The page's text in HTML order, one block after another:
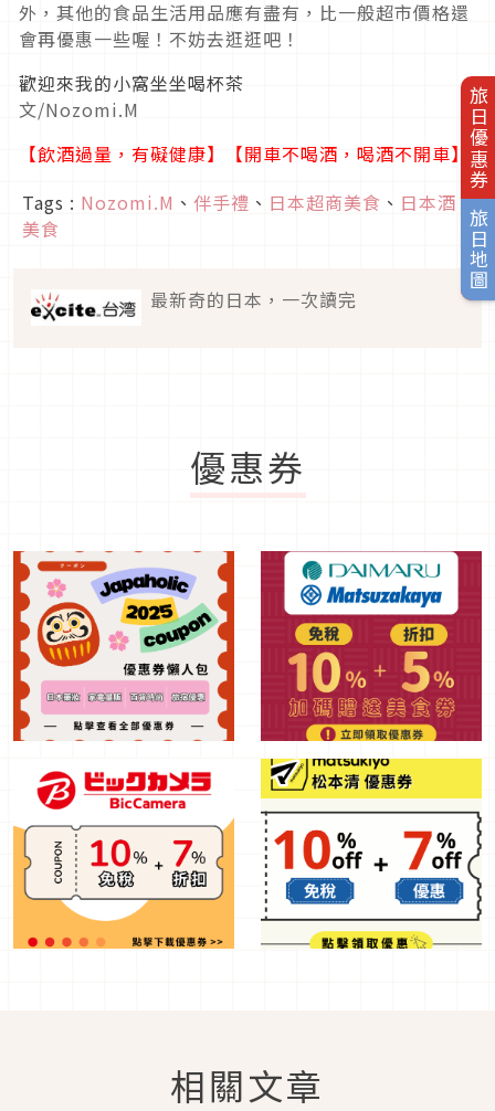
旅日優惠券
旅日地圖
外，其他的食品生活用品應有盡有，比一般超市價格還
會再優惠一些喔！不妨去逛逛吧！
歡迎來我的小窩坐坐喝杯茶
文/Nozomi.M
【飲酒過量，有礙健康】【開車不喝酒，喝酒不開車】
Tags : Nozomi.M 、 伴手禮 、 日本超商美食 、 日本酒 、
美食
最新奇的日本，一次讀完
優惠券
相關文章